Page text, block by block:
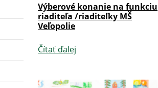
Výberové konanie na funkciu
riaditeľa /riaditeľky MŠ
Veľopolie
Čítať ďalej